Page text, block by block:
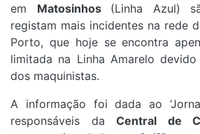
em Matosinhos (Linha Azul)
registam mais incidentes na rede
Porto, que hoje se encontra
limitada na Linha Amarelo
dos maquinistas.
A informação foi dada ao
responsáveis da Central de